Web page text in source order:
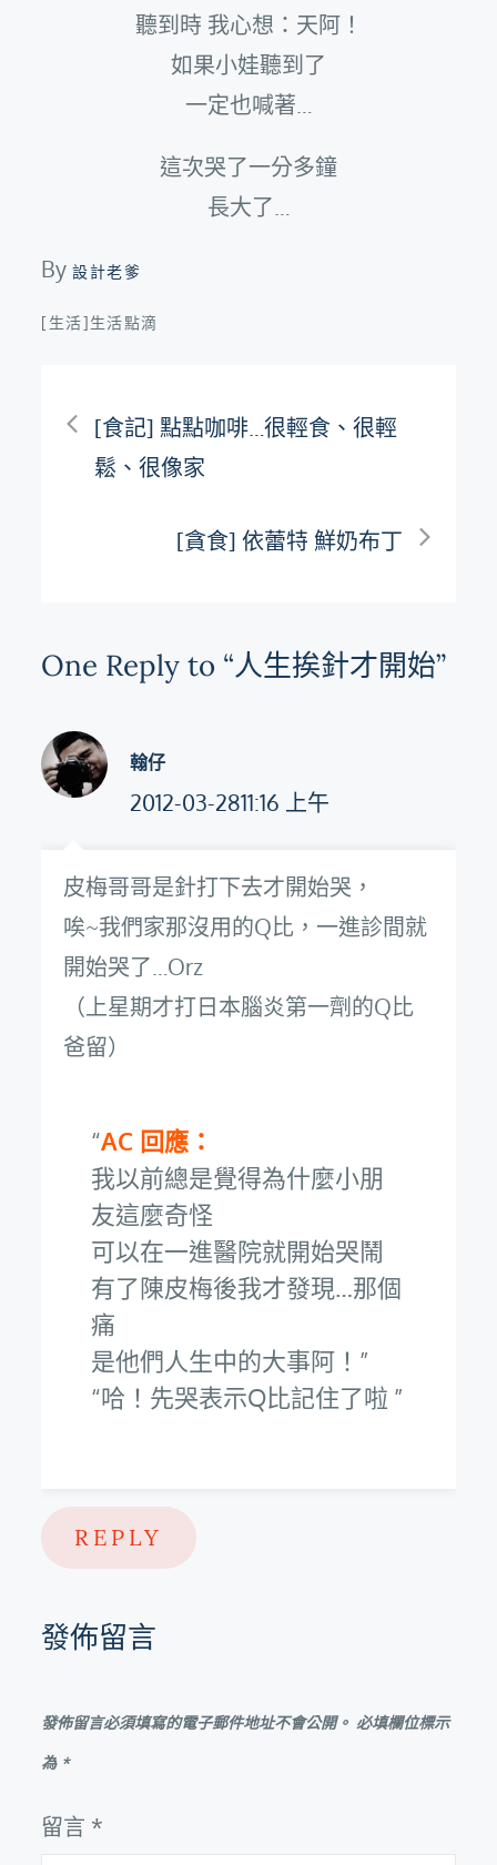
聽到時 我心想：天阿！
如果小娃聽到了
一定也喊著…
這次哭了一分多鐘
長大了…
By設計老爹
[生活]生活點滴
文
章
[食記] 點點咖啡…很輕食、很輕
鬆、很像家
[貪食] 依蕾特 鮮奶布丁
One Reply to “人生挨針才開始”
翰仔
2012-03-2811:16 上午
皮梅哥哥是針打下去才開始哭，
唉~我們家那沒用的Q比，一進診間就
開始哭了…Orz
（上星期才打日本腦炎第一劑的Q比
爸留）
AC 回應：
我以前總是覺得為什麼小朋
友這麼奇怪
可以在一進醫院就開始哭鬧
有了陳皮梅後我才發現…那個
痛
是他們人生中的大事阿！
哈！先哭表示Q比記住了啦
REPLY
發佈留言
發佈留言必須填寫的電子郵件地址不會公開。 必填欄位標示
為 *
留言 *